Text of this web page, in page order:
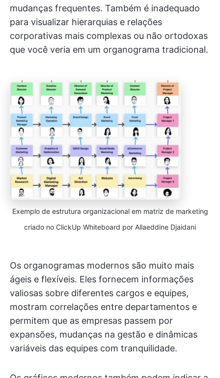
mudanças frequentes. Também é inadequado
para visualizar hierarquias e relações
corporativas mais complexas ou não ortodoxas
que você veria em um organograma tradicional.
Exemplo de estrutura organizacional em matriz de marketing
criado no ClickUp Whiteboard por Allaeddine Djaidani
Os organogramas modernos são muito mais
ágeis e flexíveis. Eles fornecem informações
valiosas sobre diferentes cargos e equipes,
mostram correlações entre departamentos e
permitem que as empresas passem por
expansões, mudanças na gestão e dinâmicas
variáveis das equipes com tranquilidade.